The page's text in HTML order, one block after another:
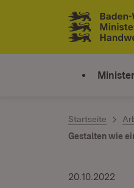
Zum Inhalt springen
Link zur
Startseite
Gestalten wie
20.10.2022